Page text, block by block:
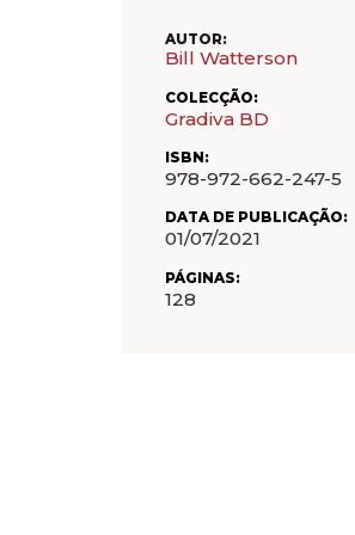
AUTOR:
Bill Watterson
COLECÇÃO:
Gradiva BD
ISBN:
978-972-662-247-5
DATA DE PUBLICAÇÃO:
01/07/2021
PÁGINAS:
128